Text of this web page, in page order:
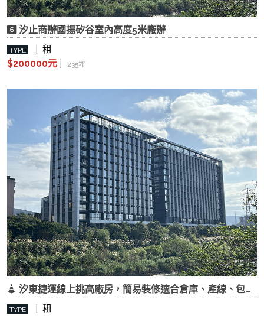
汐止商辦國揚矽谷室內高度5米廠辦
TYPE
| 租
$200000元
235坪
汐東捷運線上挑高廠房，簡易裝修適合倉庫、產線、包裝、電商物流
TYPE
| 租